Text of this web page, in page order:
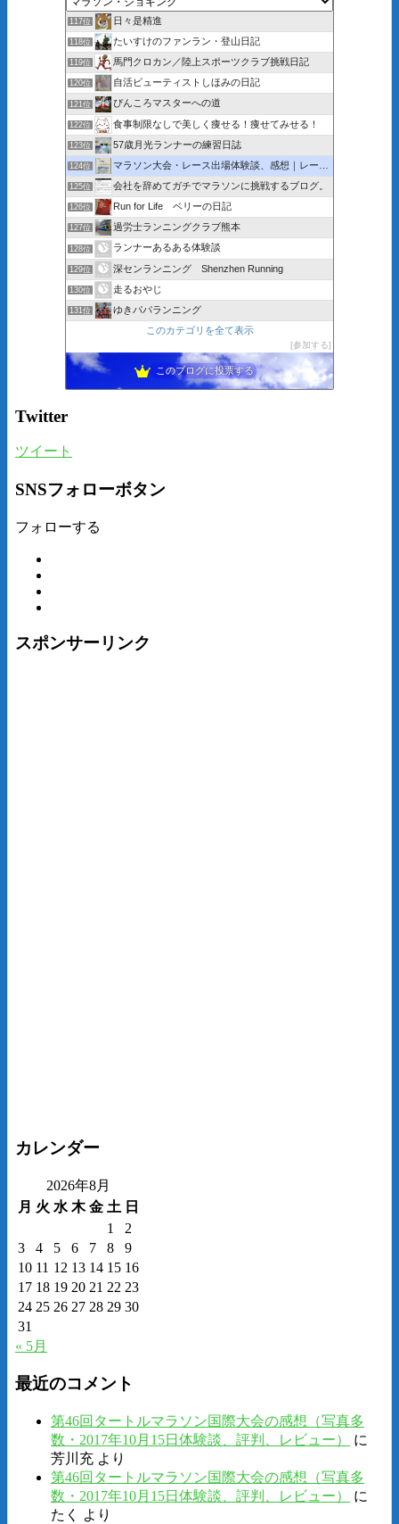
117位 日々是精進
118位 たいすけのファンラン・登山日記
119位 馬門クロカン／陸上スポーツクラブ挑戦日記
120位 自活ビューティストしほみの日記
121位 ぴんころマスターへの道
122位 食事制限なしで美しく痩せる！痩せてみせる！
123位 57歳月光ランナーの練習日誌
124位 マラソン大会・レース出場体験談、感想｜レース中の写真まである
125位 会社を辞めてガチでマラソンに挑戦するブログ。
126位 Run for Life ベリーの日記
127位 過労士ランニングクラブ熊本
128位 ランナーあるある体験談
129位 深センランニング Shenzhen Running
130位 走るおやじ
131位
ゆきパパランニング
このカテゴリを全て表示
参加する
このブログに投票する
Twitter
ツイート
SNSフォローボタン
フォローする
スポンサーリンク
カレンダー
2026年8月
月 火 水 木 金 土 日
1
2
3
4 5 6 7 8
9
10 11 12 13 14 15 16
17 18 19 20 21 22 23
24 25 26 27 28 29 30
31
« 5月
最近のコメント
第46回タートルマラソン国際大会の感想（写真多
数・2017年10月15日体験談、評判、レビュー）
に
芳川充 より
第46回タートルマラソン国際大会の感想（写真多
数・2017年10月15日体験談、評判、レビュー）
に
たく
より